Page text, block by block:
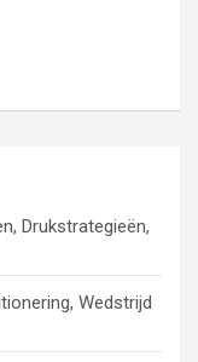
Drukstrategieën,
Wedstrijd